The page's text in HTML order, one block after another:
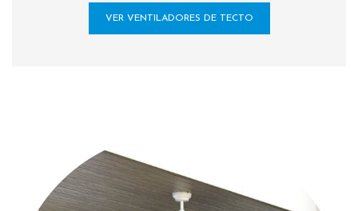
VER VENTILADORES DE TECTO